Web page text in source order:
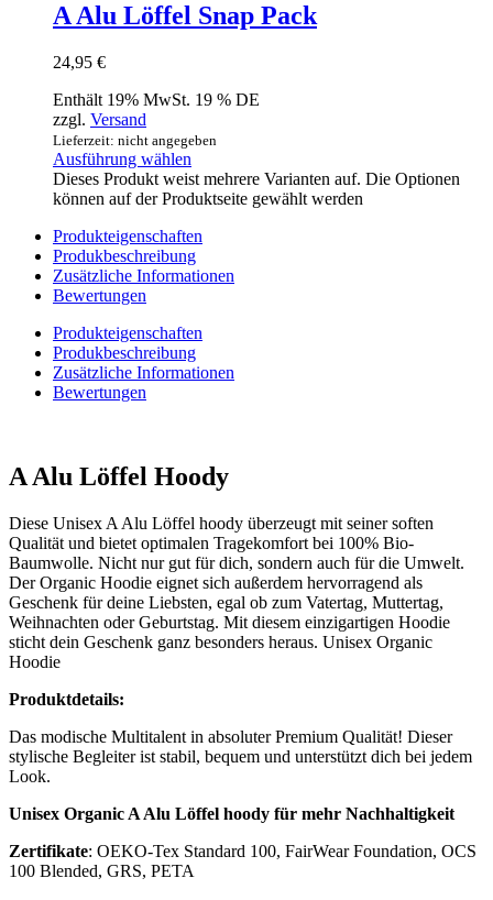
A Alu Löffel Snap Pack
24,95 €
Enthält 19% MwSt. 19 % DE
zzgl. Versand
Lieferzeit: nicht angegeben
Ausführung wählen
Dieses Produkt weist mehrere Varianten auf. Die Optionen
können auf der Produktseite gewählt werden
Produkteigenschaften
Produkbeschreibung
Zusätzliche Informationen
Bewertungen
Produkteigenschaften
Produkbeschreibung
Zusätzliche Informationen
Bewertungen
A Alu Löffel Hoody
Diese Unisex A Alu Löffel hoody überzeugt mit seiner soften
Qualität und bietet optimalen Tragekomfort bei 100% Bio-
Baumwolle. Nicht nur gut für dich, sondern auch für die Umwelt.
Der Organic Hoodie eignet sich außerdem hervorragend als
Geschenk für deine Liebsten, egal ob zum Vatertag, Muttertag,
Weihnachten oder Geburtstag. Mit diesem einzigartigen Hoodie
sticht dein Geschenk ganz besonders heraus. Unisex Organic
Hoodie
Produktdetails:
Das modische Multitalent in absoluter Premium Qualität! Dieser
stylische Begleiter ist stabil, bequem und unterstützt dich bei jedem
Look.
Unisex Organic A Alu Löffel hoody für mehr Nachhaltigkeit
Zertifikate: OEKO-Tex Standard 100, FairWear Foundation, OCS
100 Blended, GRS, PETA